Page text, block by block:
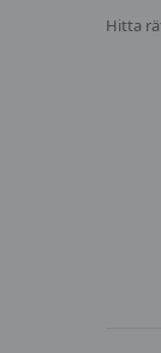
Hitta